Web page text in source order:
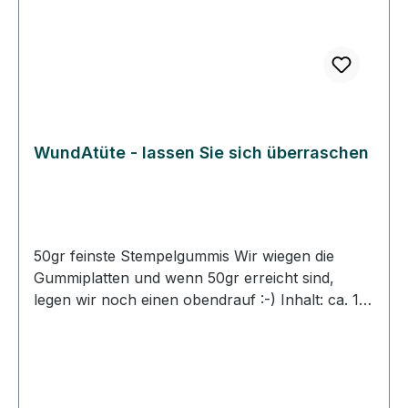
WundAtüte - lassen Sie sich überraschen
50gr feinste Stempelgummis Wir wiegen die
Gummiplatten und wenn 50gr erreicht sind,
legen wir noch einen obendrauf :-) Inhalt: ca. 10